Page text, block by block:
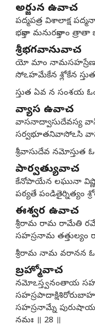
అర్జున ఉవాచ
పద్మపత్ర విశాలాక్ష
భక్తానా మనురక్తానాం
శ్రీభగవానువాచ
యో మాం నామసహస్రేణ
సోఽహమేకేన శ్లోకేన
స్తుత ఏవ న సంశయ
వ్యాస ఉవాచ
వాసనాద్వాసుదేవస్య
సర్వభూతనివాసోఽసి
శ్రీవాసుదేవ నమోస్తుత
పార్వత్యువాచ
కేనోపాయేన లఘునా
పఠ్యతే పండితైర్నిత్యం
ఈశ్వర ఉవాచ
శ్రీరామ రామ రామేతి
సహస్రనామ
శ్రీరామ నామ వరానన
బ్రహ్మోవాచ
నమోఽస్త్వనంతాయ
సహస్రనామ్నే
నమః ॥ 28 ॥